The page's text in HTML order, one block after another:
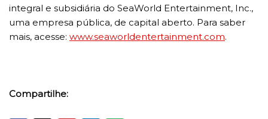
integral e subsidiária do SeaWorld Entertainment, Inc.,
uma empresa pública, de capital aberto. Para saber
mais, acesse: www.seaworldentertainment.com.
Compartilhe: